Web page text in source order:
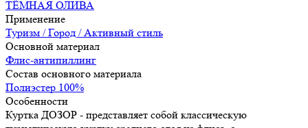
ТЁМНАЯ ОЛИВА
Применение
Туризм / Город / Активный стиль
Основной материал
Флис-антипиллинг
Состав основного материала
Полиэстер 100%
Особенности
Куртка ДОЗОР - представляет собой классическую